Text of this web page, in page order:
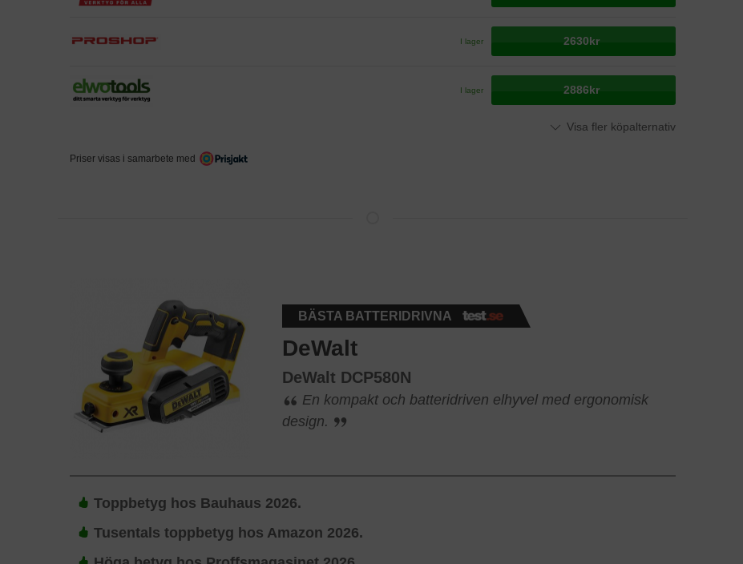
I lager 2630kr
I lager 2886kr
Visa fler köpalternativ
Priser visas i samarbete med
BÄSTA BATTERIDRIVNA
DeWalt
DeWalt DCP580N
En kompakt och batteridriven elhyvel med ergonomisk
design.
Toppbetyg hos Bauhaus 2026.
Tusentals toppbetyg hos Amazon 2026.